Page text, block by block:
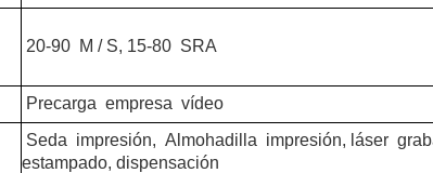
20-90 M / S, 15-80 SRA
Precarga empresa vídeo
Seda impresión, Almohadilla impresión, láser
estampado, dispensación